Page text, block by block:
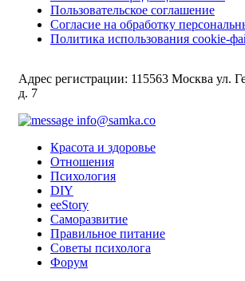
Пользовательское соглашение
Согласие на обработку
Политика использования cookie-
Адрес регистрации: 115563 Москва ул.
д. 7
info@samka.co
Красота и здоровье
Отношения
Психология
DIY
ееStory
Саморазвитие
Правильное питание
Советы психолога
Форум